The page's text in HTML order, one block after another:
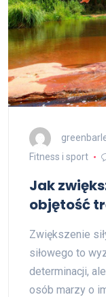
Fitness i sport
Jak
objętość
Zwiększenie
siłowego to
determinacji,
osób marzy o